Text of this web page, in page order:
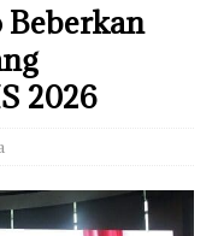
2026